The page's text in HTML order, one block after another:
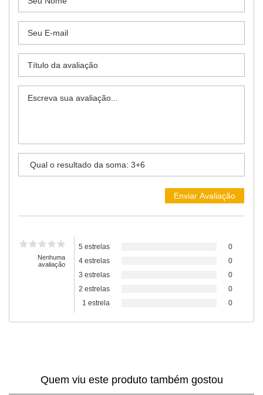
Nenhuma
avaliação
5 estrelas
0
4 estrelas
0
3 estrelas
0
2 estrelas
0
1 estrela
0
Quem viu este produto também gostou